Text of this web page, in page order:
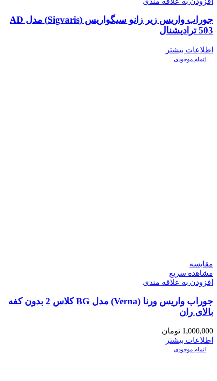
جوراب واریس زیر زانو سیگواریس (Sigvaris) مدل AD
503 ترادیشنال
اطلاعات بیشتر
اتمام موجودی
مقایسه
مشاهده سریع
افزودن به علاقه مندی
جوراب واریس ورنا (Verna) مدل BG کلاس 2 بدون کفه
بالای ران
1,000,000 تومان
اطلاعات بیشتر
اتمام موجودی